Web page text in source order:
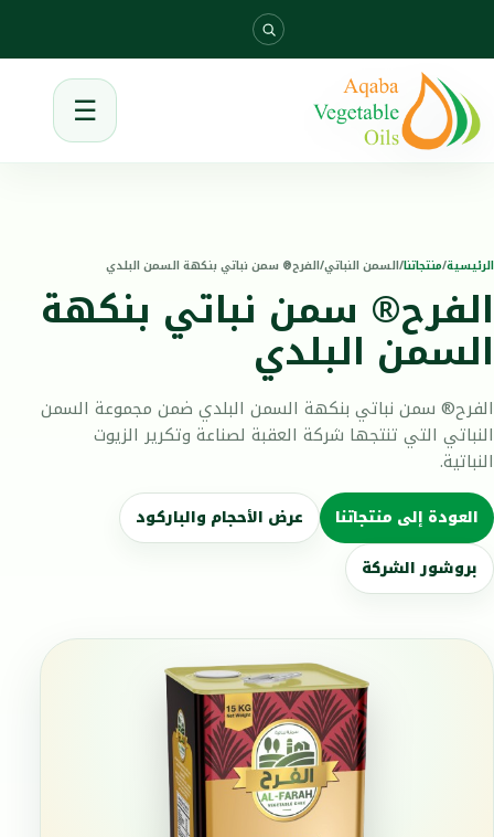
☰
الرئيسية/منتجاتنا/السمن النباتي/الفرح® سمن نباتي بنكهة السمن البلدي
الفرح® سمن نباتي بنكهة
السمن البلدي
الفرح® سمن نباتي بنكهة السمن البلدي ضمن مجموعة السمن
النباتي التي تنتجها شركة العقبة لصناعة وتكرير الزيوت
النباتية.
العودة إلى منتجاتنا
عرض الأحجام والباركود
بروشور الشركة